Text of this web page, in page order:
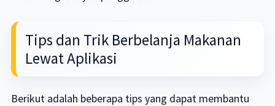
Tips dan Trik Berbelanja Makanan
Lewat Aplikasi
Berikut adalah beberapa tips yang dapat membantu